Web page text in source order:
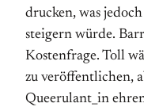
drucken, was
steigern würde.
Kostenfrage. Toll
zu veröffentlichen,
Queerulant_in